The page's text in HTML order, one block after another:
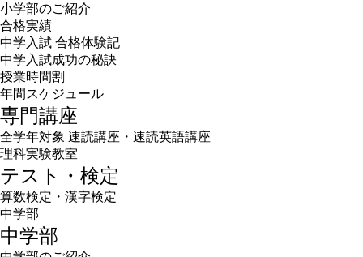
小学部のご紹介
合格実績
中学入試 合格体験記
中学入試成功の秘訣
授業時間割
年間スケジュール
専門講座
全学年対象 速読講座・速読英語講座
理科実験教室
テスト・検定
算数検定・漢字検定
中学部
中学部